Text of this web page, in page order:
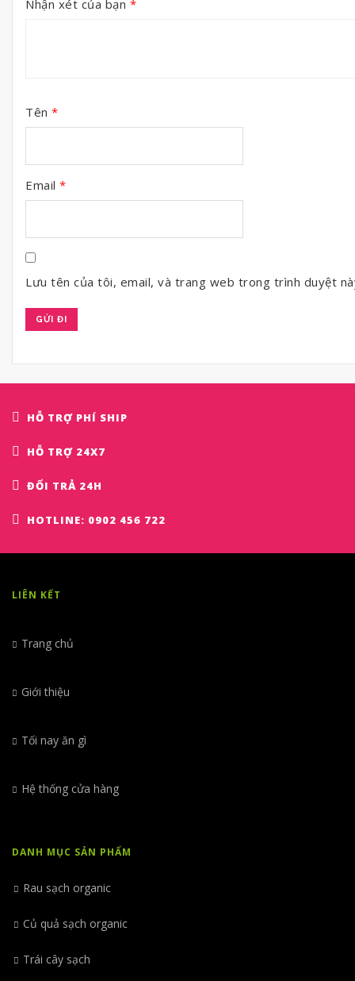
Nhận xét của bạn *
Tên *
Email *
Lưu tên của tôi, email, và trang web trong trình duyệt
HỖ TRỢ PHÍ SHIP
HỖ TRỢ 24X7
ĐỔI TRẢ 24H
HOTLINE: 0902 456 722
LIÊN KẾT
Trang chủ
Giới thiệu
Tối nay ăn gì
Hệ thống cửa hàng
DANH MỤC SẢN PHẨM
Rau sạch organic
Củ quả sạch organic
Trái cây sạch